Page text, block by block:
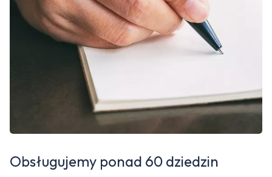
Obsługujemy ponad 60 dziedzin